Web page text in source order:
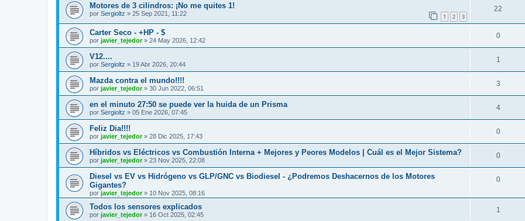
Motores de 3 cilindros: ¡No me quites 1!
por Sergioltz » 25 Sep 2021, 11:22 1 2 3
22
Carter Seco - +HP - $
por javier_tejedor» 24 May 2026, 12:42
0
V12....
por Sergioltz » 19 Abr 2026, 20:44
1
Mazda contra el mundo!!!!
por javier_tejedor» 30 Jun 2022, 06:51
3
en el minuto 27:50 se puede ver la huida de un Prisma
por Sergioltz » 05 Ene 2026, 07:45
4
Feliz Dia!!!!
por javier_tejedor» 28 Dic 2025, 17:43
0
Híbridos vs Eléctricos vs Combustión Interna + Mejores y Peores Modelos | Cuál es el Mejor Sistema?
por javier_tejedor» 23 Nov 2025, 22:08
0
Diesel vs EV vs Hidrógeno vs GLP/GNC vs Biodiesel - ¿Podremos Deshacernos de los Motores
Gigantes?
por javier_tejedor» 10 Nov 2025, 08:16
0
Todos los sensores explicados
por javier_tejedor» 16 Oct 2025, 02:45
1